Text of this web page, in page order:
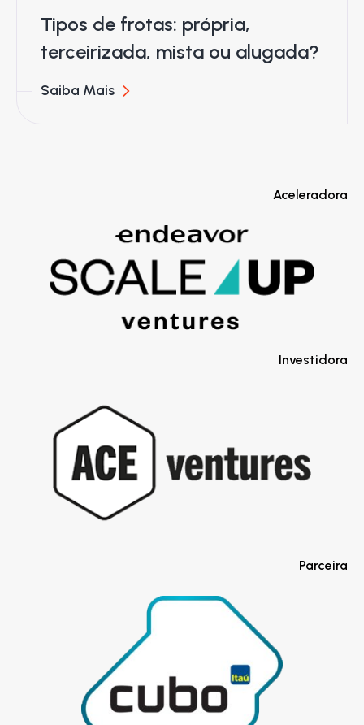
Tipos de frotas: própria,
terceirizada, mista ou alugada?
Saiba Mais
Aceleradora
Investidora
Parceira